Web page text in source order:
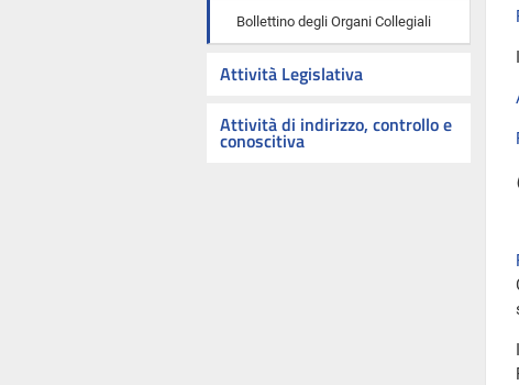
Bollettino degli Organi Collegiali
Attività Legislativa
Attività di indirizzo, controllo e
conoscitiva